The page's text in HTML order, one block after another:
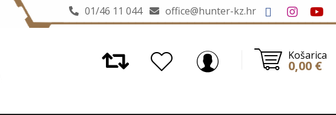
office@hunter-kz.hr
01/46 11 044
Košarica
0,00 €